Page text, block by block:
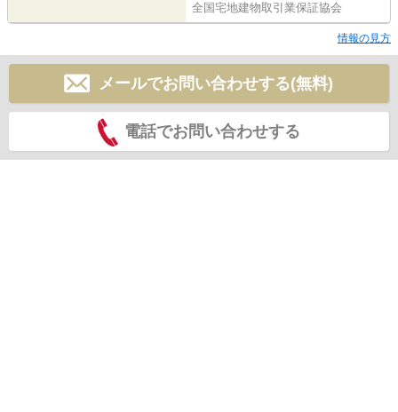
全国宅地建物取引業保証協会
情報の見方
メールでお問い合わせする(無料)
電話でお問い合わせする